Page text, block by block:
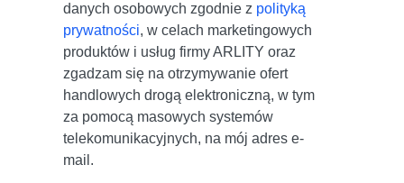
danych osobowych zgodnie z polityką
prywatności, w celach marketingowych
produktów i usług firmy ARLITY oraz
zgadzam się na otrzymywanie ofert
handlowych drogą elektroniczną, w tym
za pomocą masowych systemów
telekomunikacyjnych, na mój adres e-
mail.